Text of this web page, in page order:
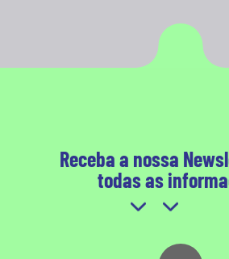
Receba a nossa
todas as